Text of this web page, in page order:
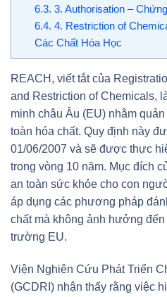
6.3. 3. Authorisation –
6.4. 4. Restriction of
Các Chất Hóa Học
REACH, viết tắt của
and Restriction of Chemicals,
minh châu Âu (EU) nhằm
toàn hóa chất. Quy định này
01/06/2007 và sẽ được thực
trong vòng 10 năm. Mục đích
an toàn sức khỏe cho con
áp dụng các phương pháp
chất mà không ảnh hưởng
trường EU.
Viện Nghiên Cứu Phát Triển
(GCDRI) nhận thấy rằng việc